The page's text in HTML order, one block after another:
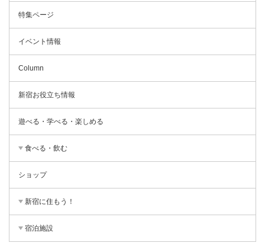
特集ページ
イベント情報
Column
新宿お役立ち情報
遊べる・学べる・楽しめる
食べる・飲む
ショップ
新宿に住もう！
宿泊施設